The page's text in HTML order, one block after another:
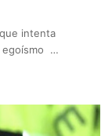
intenta
egoísmo …